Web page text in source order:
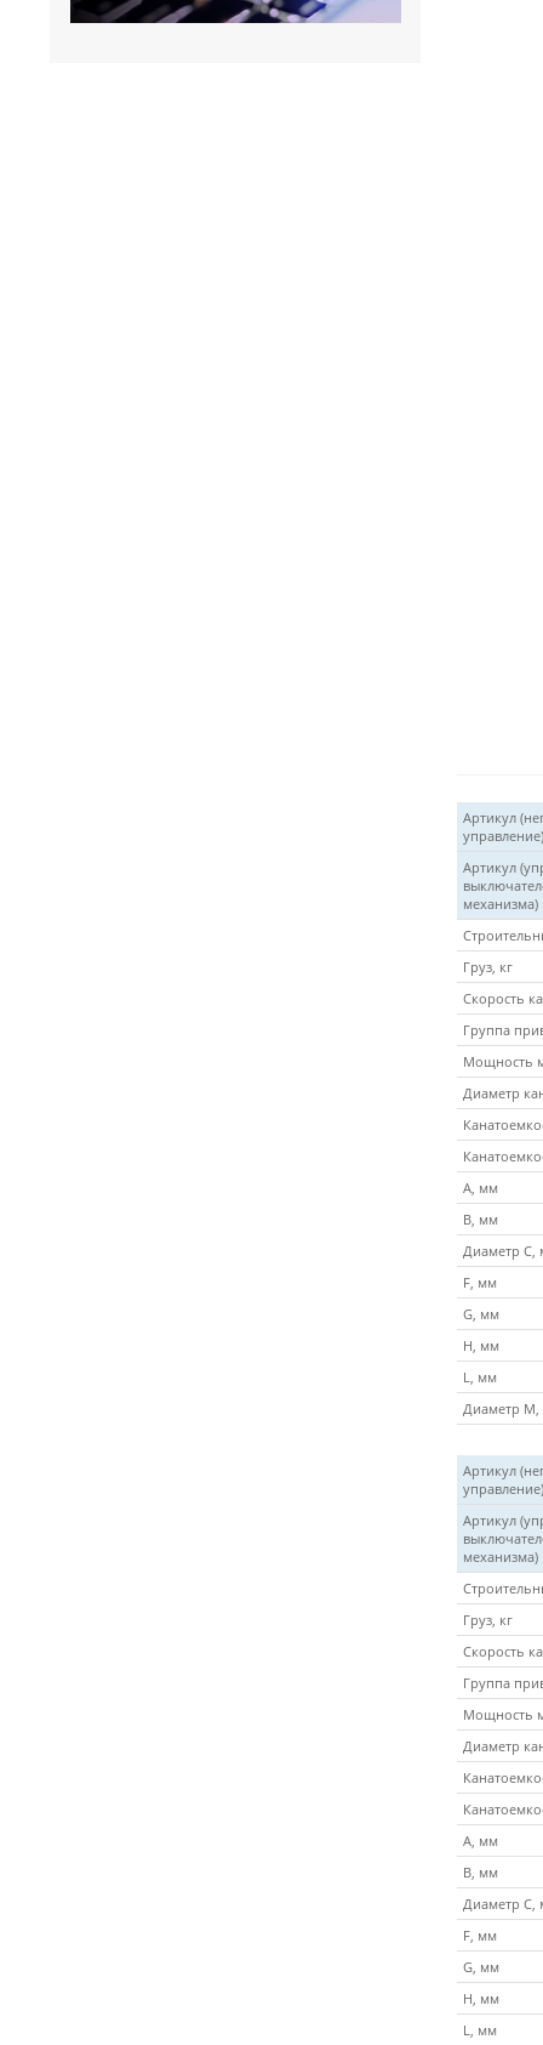
Артикул
управление)
Артикул
механизма)
Груз, кг
Скорость
Группа
Мощность
Диаметр
A, мм
B, мм
Диаметр C,
F, мм
G, мм
H, мм
L, мм
Диаметр
Артикул
управление)
Артикул
механизма)
Груз, кг
Скорость
Группа
Мощность
Диаметр
A, мм
B, мм
Диаметр C,
F, мм
G, мм
H, мм
L, мм